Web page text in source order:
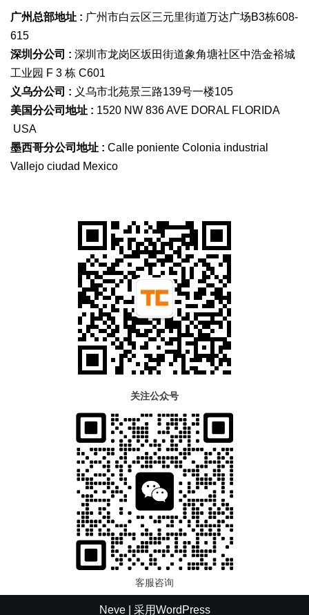
广州总部地址 : 广州市白云区三元里街道万达广场B3栋608-
615
深圳分公司 : 深圳市龙岗区坂田街道象角塘社区中浩金裕城
工业园 F 3 栋 C601
义乌分公司 : 义乌市北苑景三路139号一楼105
美国分公司地址 : 1520 NW 836 AVE DORAL FLORIDA
USA
墨西哥分公司地址 : Calle poniente Colonia industrial
Vallejo ciudad Mexico
关注公众号
客服咨询
Neve| 采用WordPress